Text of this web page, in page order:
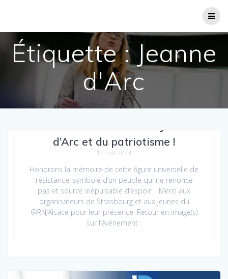
Étiquette :Jeanne
d'Arc
d’Arc et du patriotisme !
12 mai 2024
Honorons la mémoire de cette figure universelle de
résistance, symbole d’un peuple qui ne renonce
pas et source inépuisable d’espoir. Merci aux
organisateurs de Strasbourg et aux jeunes du
@RNJAlsace pour leur présence. Retour en image(s)
sur l’évènement :